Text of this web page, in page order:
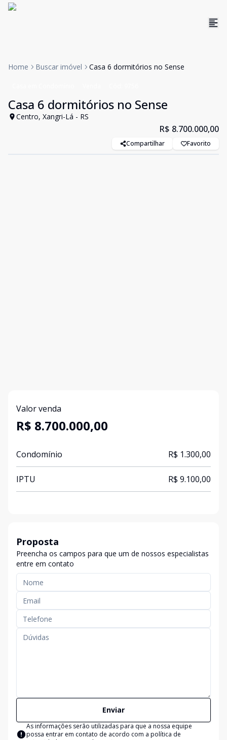
Home Buscar imóvel Casa 6 dormitórios no Sense
Casa 6 dormitórios no Sense
Centro, Xangri-Lá - RS
R$ 8.700.000,00
Compartilhar Favorito
Valor venda
R$ 8.700.000,00
Condomínio R$ 1.300,00
IPTU R$ 9.100,00
Proposta
Preencha os campos para que um de nossos especialistas
entre em contato
Enviar
As informações serão utilizadas para que a nossa equipe
possa entrar em contato de acordo com a política de